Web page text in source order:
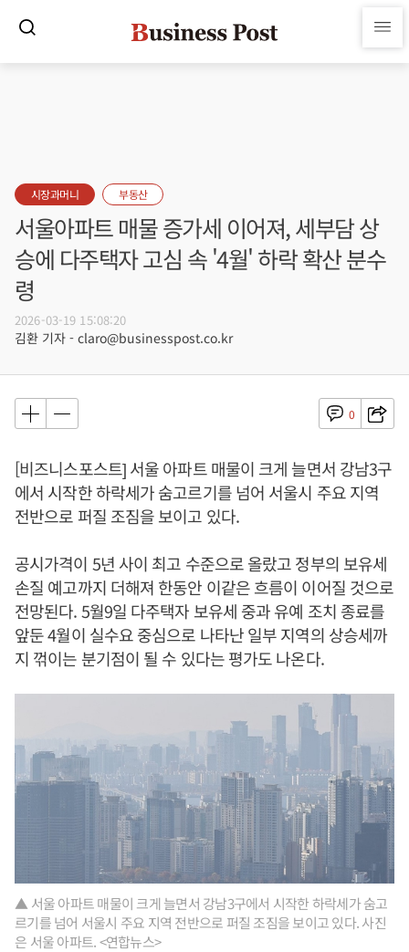
시장과머니 부동산
서울아파트 매물 증가세 이어져, 세부담 상
승에 다주택자 고심 속 '4월' 하락 확산 분수
령
2026-03-19 15:08:20
김환 기자 - claro@businesspost.co.kr
0
[비즈니스포스트] 서울 아파트 매물이 크게 늘면서 강남3구
에서 시작한 하락세가 숨고르기를 넘어 서울시 주요 지역
전반으로 퍼질 조짐을 보이고 있다.
공시가격이 5년 사이 최고 수준으로 올랐고 정부의 보유세
손질 예고까지 더해져 한동안 이같은 흐름이 이어질 것으로
전망된다. 5월9일 다주택자 보유세 중과 유예 조치 종료를
앞둔 4월이 실수요 중심으로 나타난 일부 지역의 상승세까
지 꺾이는 분기점이 될 수 있다는 평가도 나온다.
▲ 서울 아파트 매물이 크게 늘면서 강남3구에서 시작한 하락세가 숨고
르기를 넘어 서울시 주요 지역 전반으로 퍼질 조짐을 보이고 있다. 사진
은 서울 아파트. <연합뉴스>